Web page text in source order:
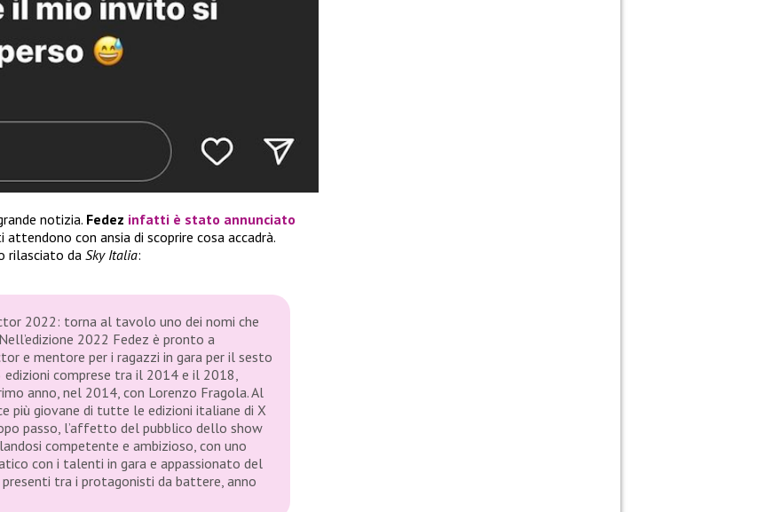
notizia. Fedez infatti è stato annunciato
attendono con ansia di scoprire cosa accadrà.
rilasciato da Sky Italia:
2022: torna al tavolo uno dei nomi che
2022 Fedez è pronto a
e mentore per i ragazzi in gara per il sesto
comprese tra il 2014 e il 2018,
anno, nel 2014, con Lorenzo Fragola. Al
più giovane di tutte le edizioni italiane di X
passo, l’affetto del pubblico dello show
competente e ambizioso, con uno
con i talenti in gara e appassionato del
presenti tra i protagonisti da battere, anno